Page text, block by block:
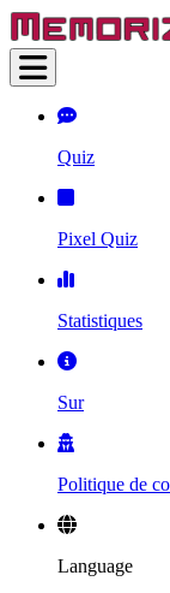
Quiz
Pixel Quiz
Statistiques
Sur
Politique de
Language